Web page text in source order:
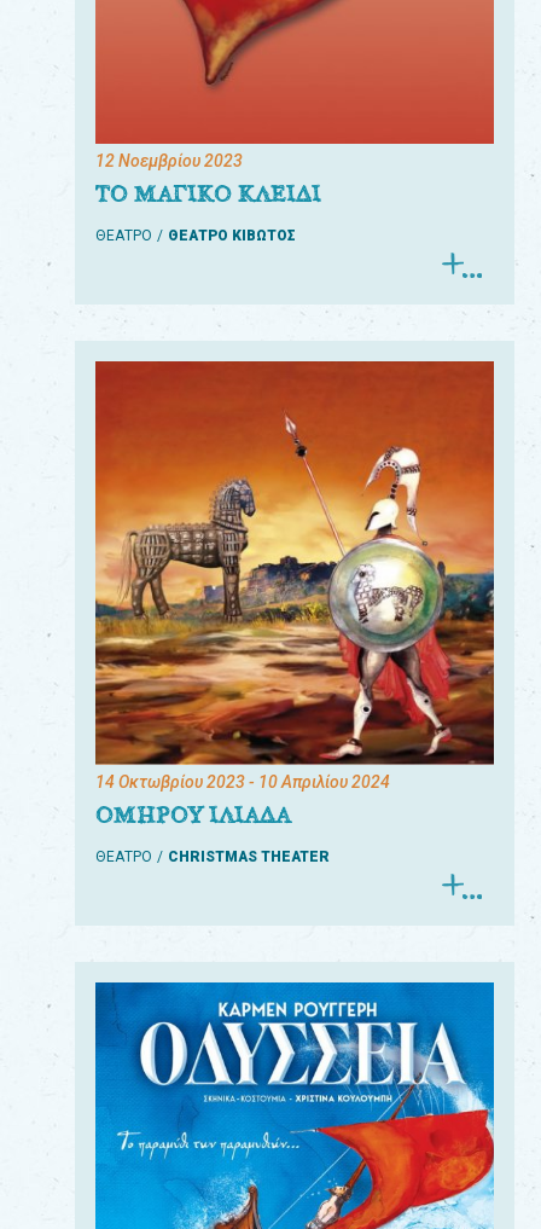
12 Νοεμβρίου 2023
ΤΟ ΜΑΓΙΚΟ ΚΛΕΙΔΙ
ΘΕΑΤΡΟ ΘΕΑΤΡΟ ΚΙΒΩΤΟΣ
14 Οκτωβρίου 2023- 10 Απριλίου 2024
ΟΜΗΡΟΥ ΙΛΙΑΔΑ
ΘΕΑΤΡΟ CHRISTMAS THEATER